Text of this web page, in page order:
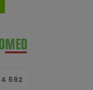
692